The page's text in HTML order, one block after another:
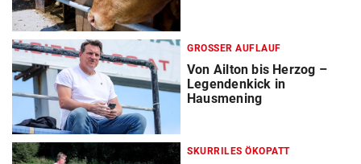
GROSSER AUFLAUF
Von Ailton bis Herzog –
Legendenkick in
Hausmening
SKURRILES ÖKOPATT